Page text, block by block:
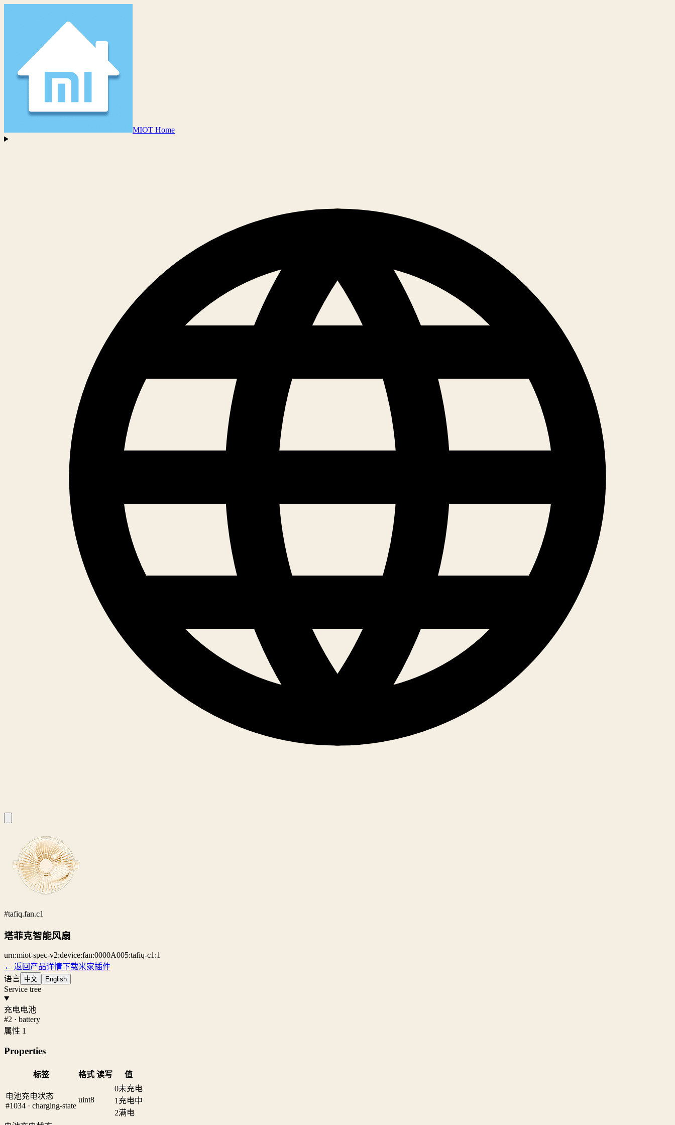
MIOT Home
#tafiq.fan.c1
塔菲克智能风扇
urn:miot-spec-v2:device:fan:0000A005:tafiq-c1:1
← 返回产品详情下载米家插件
语言 中文 English
Service tree
充电电池
#2 · battery
属性 1
Properties
标签 格式 读写 值
电池充电状态
#1034 · charging-state
uint8
0未充电
1 充电中
2满电